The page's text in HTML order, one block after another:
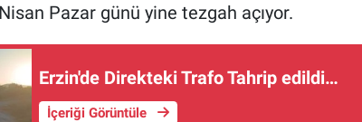
Pazar günü yine tezgah açıyor.
Erzin'de Direkteki Trafo Tahrip edildi…
İçeriği Görüntüle